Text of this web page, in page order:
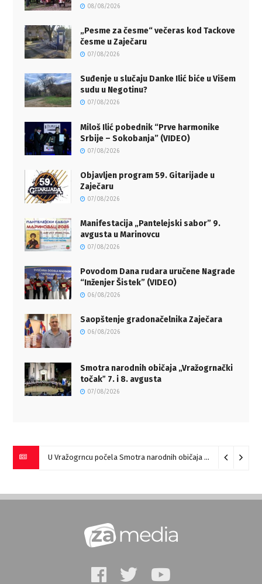
08/08/2026
„Pesme za česme“ večeras kod Tackove
česme u Zaječaru
07/08/2026
Suđenje u slučaju Danke Ilić biće u Višem
sudu u Negotinu?
07/08/2026
Miloš Ilić pobednik “Prve harmonike
Srbije – Sokobanja” (VIDEO)
07/08/2026
Objavljen program 59. Gitarijade u
Zaječaru
07/08/2026
Manifestacija „Pantelejski sabor” 9.
avgusta u Marinovcu
07/08/2026
Povodom Dana rudara uručene Nagrade
“Inženjer Šistek” (VIDEO)
06/08/2026
Saopštenje gradonačelnika Zaječara
06/08/2026
Smotra narodnih običaja „Vražogrnački
točakˮ 7. i 8. avgusta
07/08/2026
U Vražogrncu počela Smotra narodnih običaja „Vražogrnački točak“